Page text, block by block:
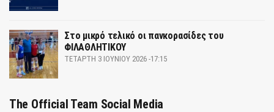
Στο μικρό τελικό οι πανκορασίδες του
ΦΙΛΑΘΛΗΤΙΚΟΥ
ΤΕΤΆΡΤΗ 3 ΙΟΥΝΊΟΥ 2026 -17:15
The Official Team Social Media